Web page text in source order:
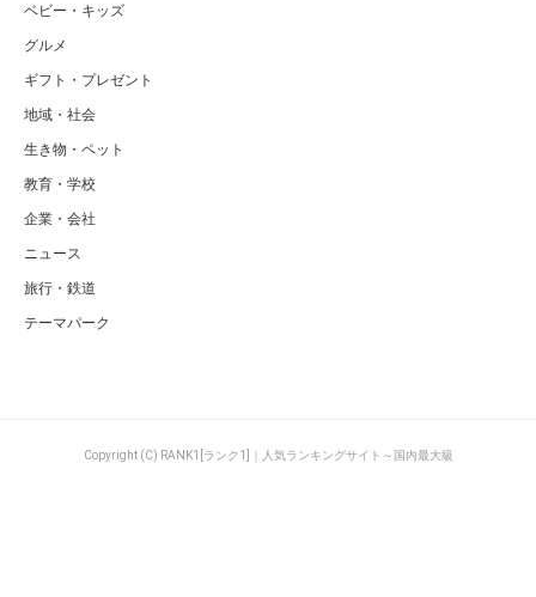
ベビー・キッズ
グルメ
ギフト・プレゼント
地域・社会
生き物・ペット
教育・学校
企業・会社
ニュース
旅行・鉄道
テーマパーク
Copyright (C) RANK1[ランク1]｜人気ランキングサイト～国内最大級